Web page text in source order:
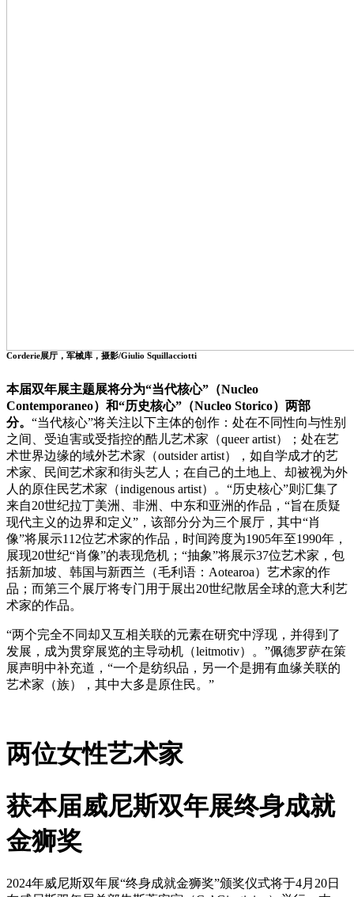
Corderie展厅，军械库，摄影/Giulio Squillacciotti
本届双年展主题展将分为“当代核心”（Nucleo
Contemporaneo）和“历史核心”（Nucleo Storico）两部
分。 “当代核心”将关注以下主体的创作：处在不同性向与性别
之间、受迫害或受指控的酷儿艺术家（queer artist）；处在艺
术世界边缘的域外艺术家（outsider artist），如自学成才的艺
术家、民间艺术家和街头艺人；在自己的土地上、却被视为外
人的原住民艺术家（indigenous artist）。“历史核心”则汇集了
来自20世纪拉丁美洲、非洲、中东和亚洲的作品，“旨在质疑
现代主义的边界和定义”，该部分分为三个展厅，其中“肖
像”将展示112位艺术家的作品，时间跨度为1905年至1990年，
展现20世纪“肖像”的表现危机；“抽象”将展示37位艺术家，包
括新加坡、韩国与新西兰（毛利语：Aotearoa）艺术家的作
品；而第三个展厅将专门用于展出20世纪散居全球的意大利艺
术家的作品。
“两个完全不同却又互相关联的元素在研究中浮现，并得到了
发展，成为贯穿展览的主导动机（leitmotiv）。”佩德罗萨在策
展声明中补充道，“一个是纺织品，另一个是拥有血缘关联的
艺术家（族），其中大多是原住民。”
两位女性艺术家
获本届威尼斯双年展终身成就
金狮奖
2024年威尼斯双年展“终身成就金狮奖”颁奖仪式将于4月20日